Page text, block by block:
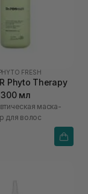
FRESH
Phyto Therapy
мл
маска-
для волос